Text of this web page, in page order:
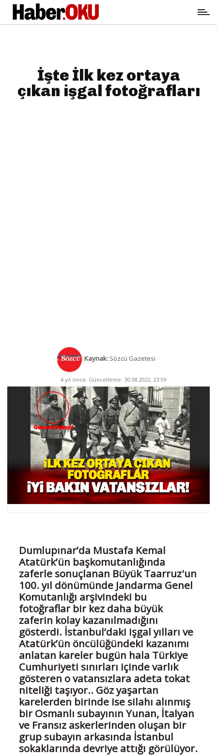
İşte İlk kez ortaya
çıkan işgal fotoğrafları
Kaynak:Sözcü Gazetesi
4 yıl önce, Güncelleme: 30.08.2022, 23:59
Dumlupınar’da Mustafa Kemal
Atatürk’ün başkomutanlığında
zaferle sonuçlanan Büyük Taarruz'un
100. yıl dönümünde Jandarma Genel
Komutanlığı arşivindeki bu
fotoğraflar bir kez daha büyük
zaferin kolay kazanılmadığını
gösterdi. İstanbul’daki işgal yılları ve
Atatürk’ün öncülüğündeki kazanımı
anlatan kareler bugün hala Türkiye
Cumhuriyeti sınırları içinde varlık
gösteren o vatansızlara adeta tokat
niteliği taşıyor.. Göz yaşartan
karelerden birinde ise silahı alınmış
bir Osmanlı subayının Yunan, İtalyan
ve Fransız askerlerinden oluşan bir
grup subayın arkasında İstanbul
sokaklarında devriye attığı görülüyor.